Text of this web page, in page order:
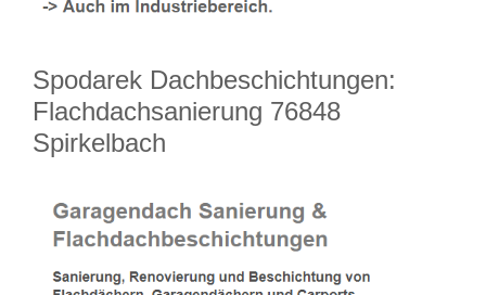
Spodarek Dachbeschichtungen:
Flachdachsanierung 76848
Spirkelbach